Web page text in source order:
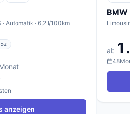
· Automatik · 6,2 l/100km
anzeigen
ab
48